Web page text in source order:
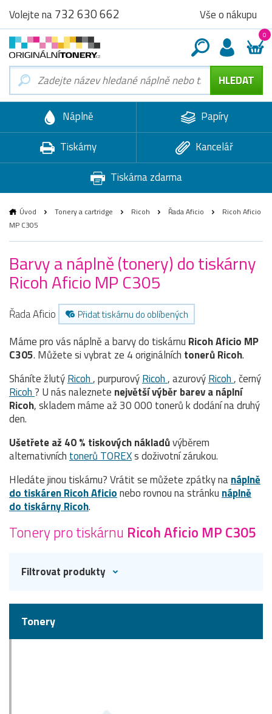
Volejte na732 630 662 Vše o nákupu
0
Náplně
Papíry
Tiskárny
Kancelář
Tiskárna zdarma
Úvod Tonery a cartridge Ricoh Řada Aficio
Ricoh Aficio
MP C305
Barvy a náplně (tonery) do tiskárny
Ricoh Aficio MP C305
Řada Aficio Přidat tiskárnu do oblíbených
Máme pro vás náplně a barvy do tiskárnu Ricoh Aficio MP
C305. Můžete si vybrat ze 4 originálních tonerůRicoh.
Sháníte žlutýRicoh, purpurovýRicoh, azurovýRicoh, černý
Ricoh ? U nás naleznete největší výběr barev a náplní
Ricoh, skladem máme až 30 000 tonerů k dodání na druhý
den.
Ušetřete až 40 % tiskových nákladůvýběrem
alternativních tonerů TOREXs doživotní zárukou.
Hledáte jinou tiskárnu? Vrátit se můžete zpátky nanáplně
do tiskáren Ricoh Aficionebo rovnou na stránku náplně
do tiskárny Ricoh.
Tonery pro tiskárnu Ricoh Aficio MP C305
Filtrovat produkty
Tonery